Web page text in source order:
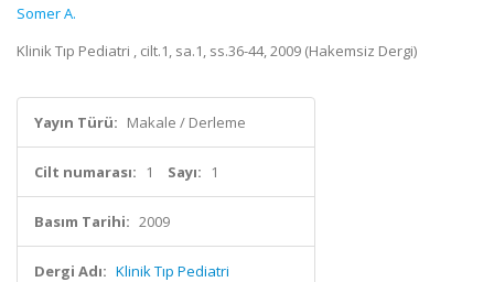
Somer A.
Klinik Tıp Pediatri , cilt.1, sa.1, ss.36-44, 2009 (Hakemsiz Dergi)
Yayın Türü: Makale / Derleme
Cilt numarası: 1 Sayı: 1
Basım Tarihi: 2009
Dergi Adı: Klinik Tıp Pediatri